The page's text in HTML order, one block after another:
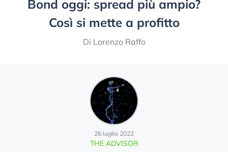
Bond oggi: spread più ampio?
Così si mette a profitto
Di Lorenzo Raffo
THE ADVISOR
26 luglio 2022